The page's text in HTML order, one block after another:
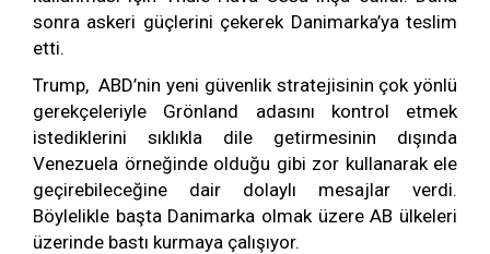
sonra askeri güçlerini çekerek Danimarka’ya teslim
etti.
Trump, ABD’nin yeni güvenlik stratejisinin çok yönlü
gerekçeleriyle Grönland adasını kontrol etmek
istediklerini sıklıkla dile getirmesinin dışında
Venezuela örneğinde olduğu gibi zor kullanarak ele
geçirebileceğine dair dolaylı mesajlar verdi.
Böylelikle başta Danimarka olmak üzere AB ülkeleri
üzerinde bastı kurmaya çalışıyor.